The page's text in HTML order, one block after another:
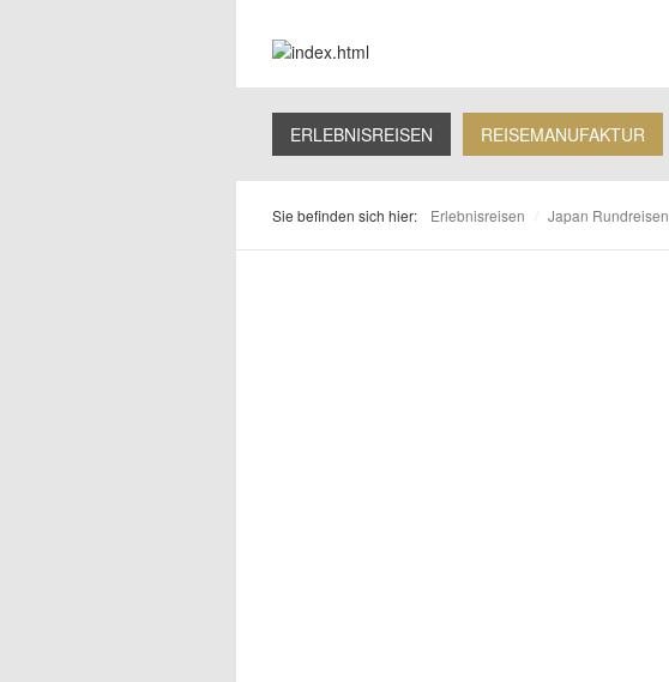
ERLEBNISREISEN REISEMANUFAKTUR
Sie befinden sich hier: Erlebnisreisen Japan Rundreisen